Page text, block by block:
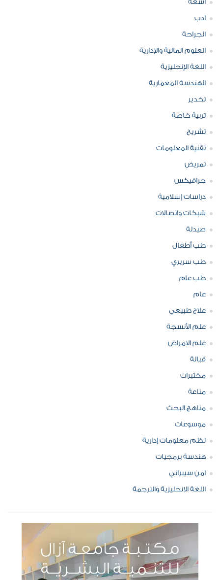
أشعة
ادب
الجراحة
العلوم المالية والإدارية
اللغة الإنجليزية
الهندسة المعمارية
تخدير
تربية خاصة
تشريح
تقنية المعلومات
تمريض
جرافيكس
دراسات إسلامية
شبكات واتصالات
صيدلة
طب أطفال
طب سريري
طب عام
عام
علاج طبيعي
علم الأنسجة
علم الامراض
قبالة
مختبرات
مناعة
مناهج البحث
موسوعات
نظم معلومات إدارية
هندسة برمجيات
امن سيبراني
اللغة الانجليزية والترجمة